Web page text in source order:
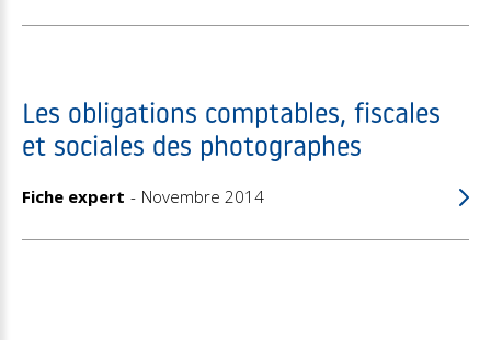
Les obligations comptables, fiscales
et sociales des photographes
Fiche expert Novembre 2014